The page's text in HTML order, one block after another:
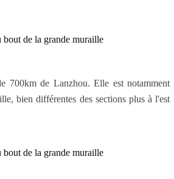
700km de Lanzhou. Elle est notamment
bien différentes des sections plus à l'est